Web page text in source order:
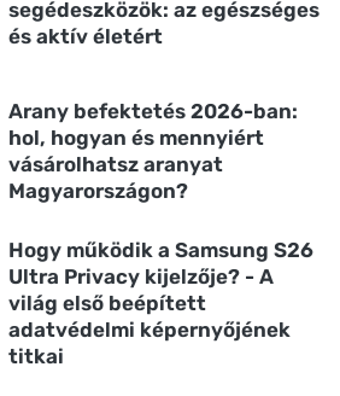
segédeszközök: az egészséges
és aktív életért
Arany befektetés 2026-ban:
hol, hogyan és mennyiért
vásárolhatsz aranyat
Magyarországon?
Hogy működik a Samsung S26
Ultra Privacy kijelzője? - A
világ első beépített
adatvédelmi képernyőjének
titkai